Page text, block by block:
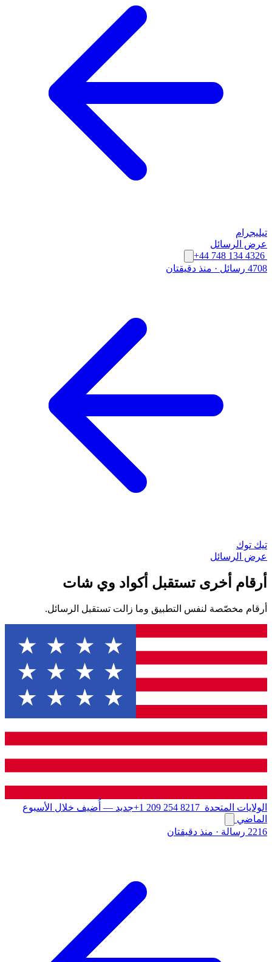
تيليجرام
عرض الرسائل
+44 748 134 4326
4708 رسائل
· منذ دقيقتان
تيك توك
عرض الرسائل
أرقام أخرى تستقبل أكواد وي شات
أرقام مخصّصة لنفس التطبيق وما زالت تستقبل الرسائل.
الولايات المتحدة +1 209 254 8217جديد — أُضيف خلال الأسبوع
الماضي
2216 رسالة
· منذ دقيقتان